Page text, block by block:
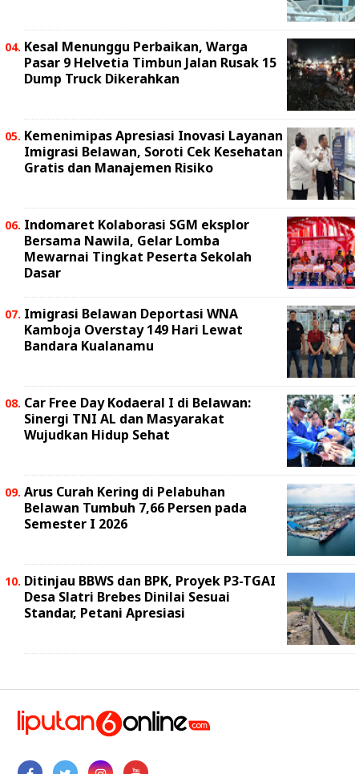
Kesal Menunggu Perbaikan, Warga
Pasar 9 Helvetia Timbun Jalan Rusak 15
Dump Truck Dikerahkan
Kemenimipas Apresiasi Inovasi Layanan
Imigrasi Belawan, Soroti Cek Kesehatan
Gratis dan Manajemen Risiko
Indomaret Kolaborasi SGM eksplor
Bersama Nawila, Gelar Lomba
Mewarnai Tingkat Peserta Sekolah
Dasar
Imigrasi Belawan Deportasi WNA
Kamboja Overstay 149 Hari Lewat
Bandara Kualanamu
Car Free Day Kodaeral I di Belawan:
Sinergi TNI AL dan Masyarakat
Wujudkan Hidup Sehat
Arus Curah Kering di Pelabuhan
Belawan Tumbuh 7,66 Persen pada
Semester I 2026
Ditinjau BBWS dan BPK, Proyek P3-TGAI
Desa Slatri Brebes Dinilai Sesuai
Standar, Petani Apresiasi